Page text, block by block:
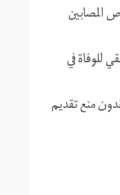
من الأشخاص المصابين
للوفاة في
منع تقديم